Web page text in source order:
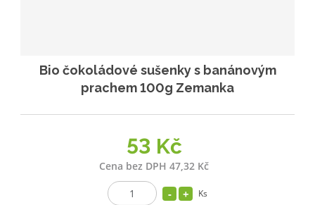
Bio čokoládové sušenky s banánovým
prachem 100g Zemanka
53 Kč
Cena bez DPH 47,32 Kč
Ks